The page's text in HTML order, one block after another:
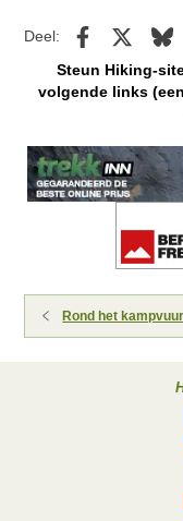
Deel: Facebook
Steun Hiking-
volgende links
Rond het kampvuur